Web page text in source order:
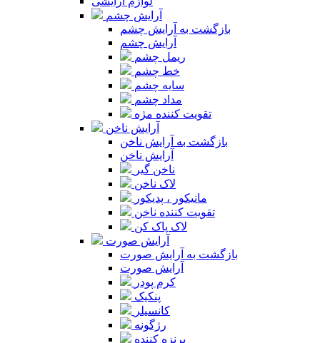
آرایش چشم
بازگشت به آرایش چشم
آرایش چشم
ریمل چشم
خط چشم
سایه چشم
مداد چشم
تقویت کننده مژه
آرایش ناخن
بازگشت به آرایش ناخن
آرایش ناخن
ناخن گیر
لاک ناخن
مانیکور ، پدیکور
تقویت کننده ناخن
لاک پاک کن
آرایش صورت
بازگشت به آرایش صورت
آرایش صورت
کرم پودر
پنکیک
کانسیلر
رژگونه
برنزه کننده